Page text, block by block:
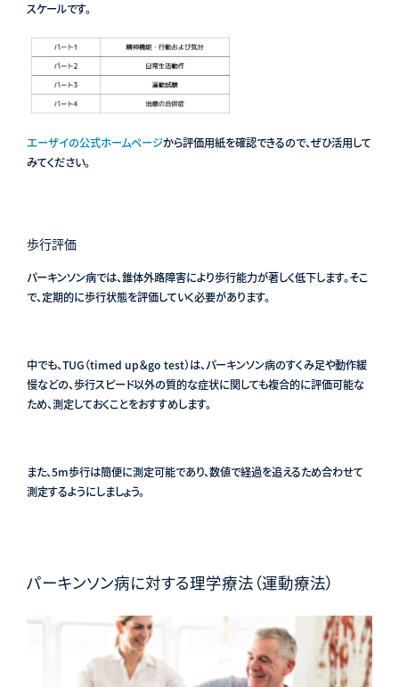
スケールです。
エーザイの公式ホームページから評価用紙を確認できるので、ぜひ活用して
みてください。
歩行評価
パーキンソン病では、錐体外路障害により歩行能力が著しく低下します。そこ
で、定期的に歩行状態を評価していく必要があります。
中でも、TUG（timed up＆go test）は、パーキンソン病のすくみ足や動作緩
慢などの、歩行スピード以外の質的な症状に関しても複合的に評価可能な
ため、測定しておくことをおすすめします。
また、5m歩行は簡便に測定可能であり、数値で経過を追えるため合わせて
測定するようにしましょう。
パーキンソン病に対する理学療法（運動療法）